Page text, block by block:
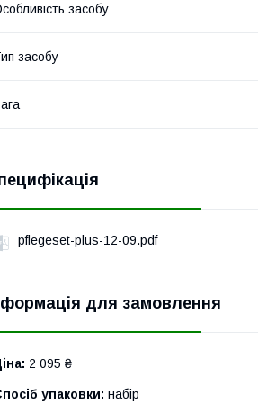
засобу
засобу
pflegeset-plus-12-09.pdf
для замовлення
2 095 ₴
упаковки: набір